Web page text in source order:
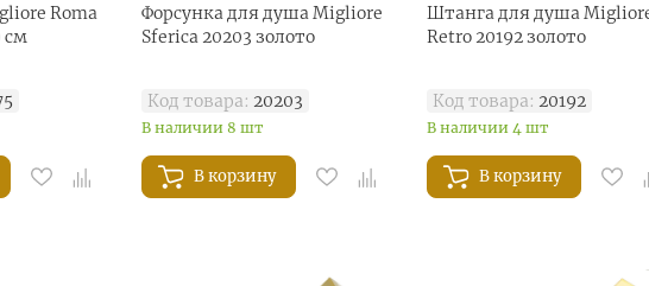
Roma
см
Форсунка для душа Migliore
Sferica 20203 золото
Код товара: 20203
В наличии 8 шт
В корзину
Штанга для душа
Retro 20192 золото
Код товара: 20192
В наличии 4 шт
В корзину